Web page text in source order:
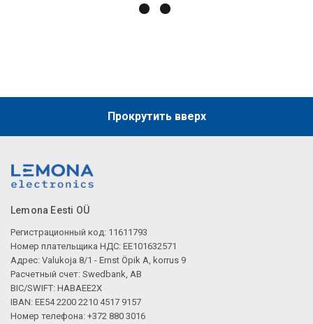
Описание искусственного интеллекта
Прокрутить вверх
Lemona Eesti OÜ
Регистрационный код: 11611793
Номер плательщика НДС: EE101632571
Адрес: Valukoja 8/1 - Ernst Öpik A, korrus 9
Расчетный счет: Swedbank, AB
BIC/SWIFT: HABAEE2X
IBAN: EE54 2200 2210 4517 9157
Номер телефона: +372 880 3016